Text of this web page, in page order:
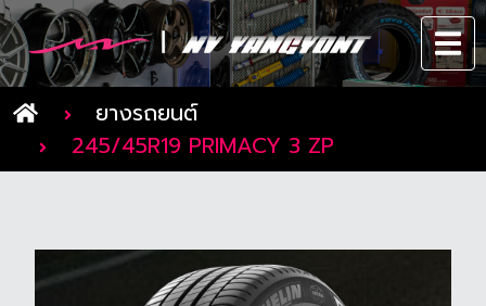
ยางรถยนต์
245/45R19 PRIMACY 3 ZP